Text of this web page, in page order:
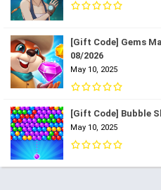
[Gift Code] Gems
08/2026
May 10, 2025
[Gift Code] Bubble
May 10, 2025